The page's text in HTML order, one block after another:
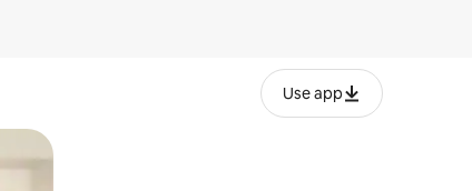
Use app